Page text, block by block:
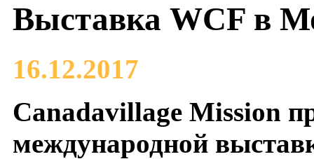
Выставка WCF в
16.12.2017
Canadavillage Mission
международной